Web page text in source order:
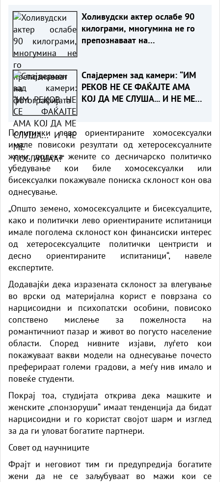
Холивудски актер ослабе 90
килограми, многумина не го
препознаваат на
Спајдермен зад камери: “ИМ
РЕКОВ НЕ СЕ ФАЌАЈТЕ АМА
КОЈ ДА МЕ СЛУША... И НЕ МЕ
Политички лево ориентираните хомосексуалки
имале повисоки резултати од хетеросексуалните
жени, додека жените со десничарско политичко
убедување кои биле хомосексуалки или
бисексуалки покажувале пониска склоност кон ова
однесување.
„Општо земено, хомосексуалците и бисексуалците,
како и политички лево ориентираните испитаници
имале поголема склоност кон финансиски интерес
од хетеросексуалците политички центристи и
десно ориентираните испитаници“, навеле
експертите.
Додавајќи дека изразената склоност за влегување
во врски од материјална корист е поврзана со
нарцисоидни и психопатски особини, повисоко
сопствено мислење за пожелноста на
романтичниот пазар и живот во погусто население
области. Според нивните изјави, луѓето кои
покажуваат вакви модели на однесување почесто
преферираат големи градови, а меѓу нив имало и
повеќе студенти.
Покрај тоа, студијата открива дека машките и
женските „спонзоруши“ имаат тенденција да бидат
нарцисоидни и го користат својот шарм и изглед
за да ги уловат богатите партнери.
Совет од научниците
Фрајт и неговиот тим ги предупредија богатите
жени да не се заљубуваат во мажи кои се